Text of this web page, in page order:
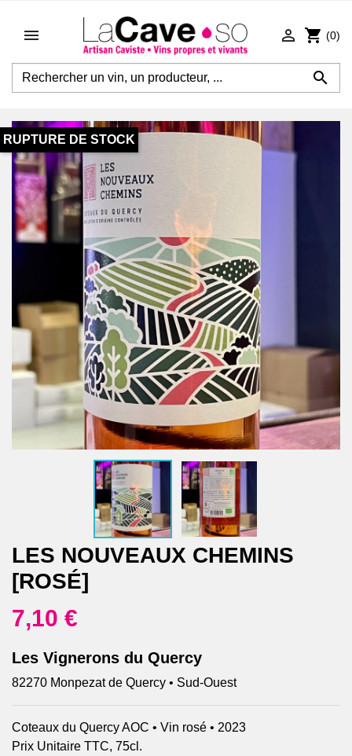


 shopping_cart (0)
RUPTURE DE STOCK
LES NOUVEAUX CHEMINS
[ROSÉ]
7,10 €
Les Vignerons du Quercy
82270 Monpezat de Quercy • Sud-Ouest
Coteaux du Quercy AOC • Vin rosé • 2023
Prix Unitaire TTC, 75cl.